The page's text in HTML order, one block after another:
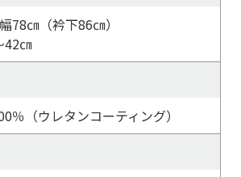
㎝（衿下86㎝）
㎝
％（ウレタンコーティング）